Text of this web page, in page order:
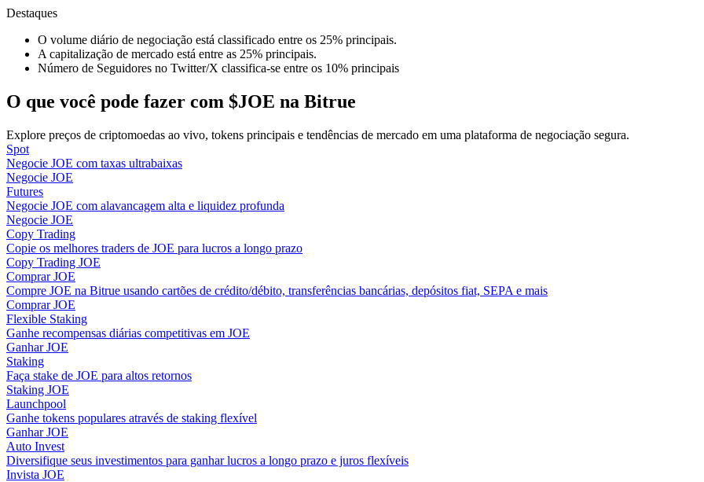
Torne-se um Trader de Cópias
Desfrute da partilha de lucros e comissões de copy trading
Informação
Análise de big data, incluindo informações comerciais, etc.
Guia
Guia para iniciantes em futuros
Destaques
O volume diário de negociação está classificado entre os 25% principais.
A capitalização de mercado está entre as 25% principais.
Número de Seguidores no Twitter/X classifica-se entre os 10% principais
O que você pode fazer com $JOE na Bitrue
Explore preços de criptomoedas ao vivo, tokens principais e tendências de mercado em uma plataforma de negociação segura.
Spot
Negocie JOE com taxas ultrabaixas
Negocie JOE
Futures
Negocie JOE com alavancagem alta e liquidez profunda
Negocie JOE
Copy Trading
Copie os melhores traders de JOE para lucros a longo prazo
Copy Trading JOE
Comprar JOE
Compre JOE na Bitrue usando cartões de crédito/débito, transferências bancárias, depósitos fiat, SEPA e mais
Comprar JOE
Flexible Staking
Ganhe recompensas diárias competitivas em JOE
Ganhar JOE
Staking
Faça stake de JOE para altos retornos
Staking JOE
Launchpool
Ganhe tokens populares através de staking flexível
Ganhar JOE
Auto Invest
Diversifique seus investimentos para ganhar lucros a longo prazo e juros flexíveis
Invista JOE